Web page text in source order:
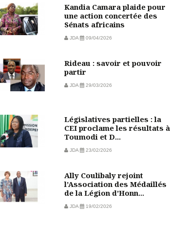
Kandia Camara plaide pour
une action concertée des
Sénats africains
JDA 09/04/2026
Rideau : savoir et pouvoir
partir
JDA 29/03/2026
Législatives partielles : la
CEI proclame les résultats à
Toumodi et D...
JDA 23/02/2026
Ally Coulibaly rejoint
l’Association des Médaillés
de la Légion d’Honn...
JDA 19/02/2026